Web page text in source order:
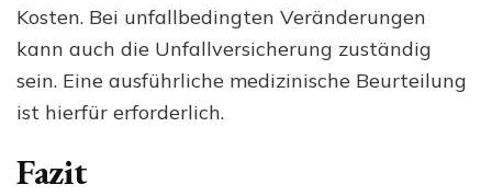
Kosten. Bei unfallbedingten Veränderungen
kann auch die Unfallversicherung zuständig
sein. Eine ausführliche medizinische Beurteilung
ist hierfür erforderlich.
Fazit